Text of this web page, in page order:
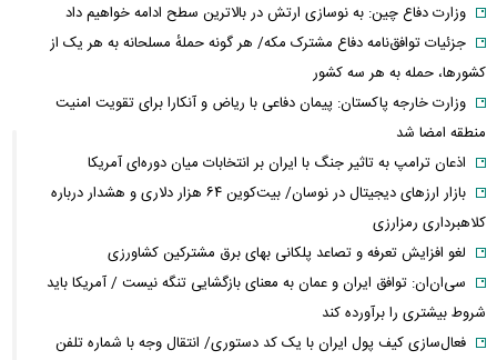
وزارت دفاع چین: به نوسازی ارتش در بالاترین سطح ادامه خواهیم داد
جزئیات توافق‌نامه دفاع مشترک مکه/ هر گونه حملهٔ مسلحانه به هر یک از
کشورها، حمله به هر سه کشور
وزارت خارجه پاکستان: پیمان دفاعی با ریاض و آنکارا برای تقویت امنیت
منطقه امضا شد
اذعان ترامپ به تاثیر جنگ با ایران بر انتخابات میان دوره‌ای آمریکا
بازار ارزهای دیجیتال در نوسان/ بیت‌کوین ۶۴ هزار دلاری و هشدار درباره
کلاهبرداری رمزارزی
لغو افزایش تعرفه و تصاعد پلکانی بهای برق مشترکین کشاورزی
سی‌ان‌ان: توافق ایران و عمان به معنای بازگشایی تنگه نیست / آمریکا باید
شروط بیشتری را برآورده کند
فعال‌سازی کیف پول ایران با یک کد دستوری/ انتقال وجه با شماره تلفن